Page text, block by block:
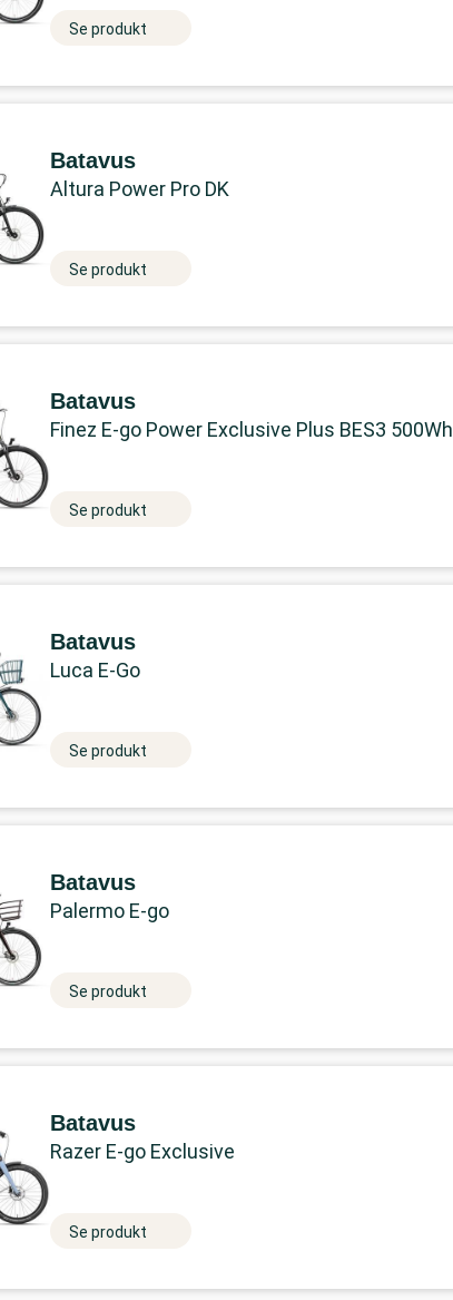
Se produkt
Batavus
Altura Power Pro DK
Se produkt
Batavus
Finez E-go Power Exclusive Plus BES3 500Wh
Se produkt
Batavus
Luca E-Go
Se produkt
Batavus
Palermo E-go
Se produkt
Batavus
Razer E-go Exclusive
Se produkt